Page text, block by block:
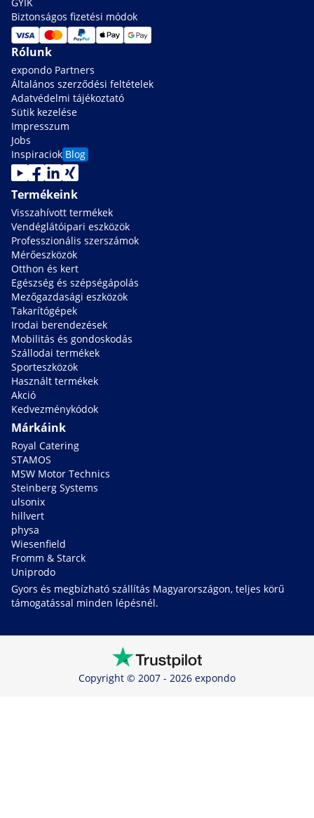
Biztonságos fizetési módok
Rólunk
expondo Partners
Általános szerződési feltételek
Adatvédelmi tájékoztató
Sütik kezelése
Impresszum
Jobs
Inspiraciok Blog
Termékeink
Visszahívott termékek
Vendéglátóipari eszközök
Professzionális szerszámok
Mérőeszközök
Otthon és kert
Egészség és szépségápolás
Mezőgazdasági eszközök
Takarítógépek
Irodai berendezések
Mobilitás és gondoskodás
Szállodai termékek
Sporteszközök
Használt termékek
Akció
Kedvezménykódok
Márkáink
Royal Catering
STAMOS
MSW Motor Technics
Steinberg Systems
ulsonix
hillvert
physa
Wiesenfield
Fromm & Starck
Uniprodo
Gyors és megbízható szállítás Magyarországon, teljes körű
támogatással minden lépésnél.
Copyright © 2007 - 2026 expondo